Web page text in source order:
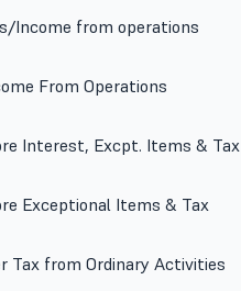
Income from operations
From Operations
Interest, Excpt. Items & Tax
Exceptional Items & Tax
Tax from Ordinary Activities